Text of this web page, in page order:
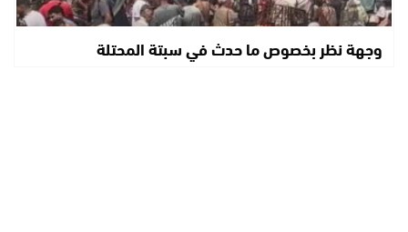
وجهة نظر بخصوص ما حدث في سبتة المحتلة